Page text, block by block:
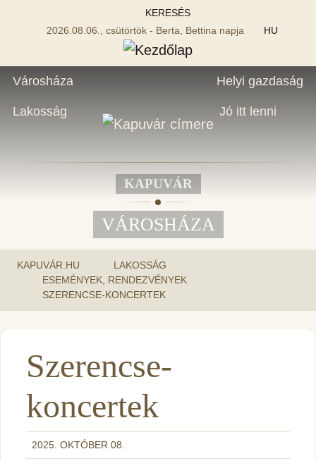
KERESÉS
2026.08.06., csütörtök - Berta, Bettina napja
HU
Városháza
Lakosság
Helyi gazdaság
Jó itt lenni
KAPUVÁR
VÁROSHÁZA
KAPUVÁR.HU
LAKOSSÁG
ESEMÉNYEK, RENDEZVÉNYEK
SZERENCSE-KONCERTEK
Szerencse-
koncertek
2025. OKTÓBER 08.